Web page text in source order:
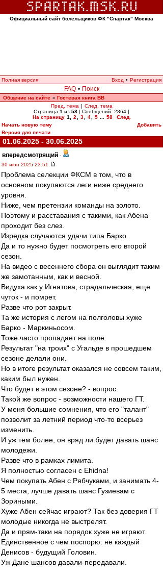
Официальный сайт болельщиков ФК "Спартак" Москва
Полная версия Вход • Регистрация
FAQ • Поиск
Общение на сайте » Гостевая книга ВВ
Пред. тема | След. тема
Страница 1 из 58 [ Сообщений: 2864 ]
На страницу 1 2 3 4 5 58
След.
Начать новую тему
Добавить
Версия для печати
01.06.2025 - 30.06.2025
впередсмотрящий -
30 июн 2025 23:51
Проблема селекции ФКСМ в том, что в
основном покупаются леги ниже среднего
уровня.
Ниже, чем претензии команды на золото.
Поэтому и расставания с такими, как Абена
проходит без слез.
Изредка случаются удачи типа Барко.
Да и то нужно будет посмотреть его второй
сезон.
На видео с весеннего сбора он выглядит таким
же замотанным, как и весной.
Видуха как у Игнатова, страдальческая, еще
чуток - и помрет.
Разве что рот закрыт.
Та же история с легом на полголовы хуже
Барко - Маркиньосом.
Тоже часто пропадает на поле.
Результат "на троих" с Угальде в прошедшем
сезоне делали они.
Но в итоге результат оказался не совсем таким,
каким был нужен.
Что будет в этом сезоне? - вопрос.
Такой же вопрос - возможности нашего ГТ.
У меня большие сомнения, что его "талант"
позволит за летний период что-то всерьез
изменить.
И уж тем более, он вряд ли будет давать шанс
молодежи.
Разве что в рамках лимита.
Я полностью согласен с Ehidna!
Чем покупать Абен с Рябчуками, и занимать 4-
5 места, лучше давать шанс Гузиевам с
Зориными.
Хуже Абен сейчас играют? Так без доверия ГТ
молодые никогда не выстрелят.
Да и прям-таки на порядок хуже не играют.
Единственное с чем поспорю: не каждый
Денисов - будущий Головин.
Уж Дане шансов давали-передавали.